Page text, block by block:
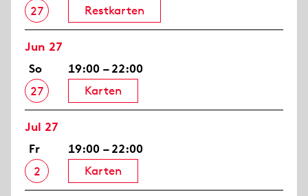
27
Restkarten
Jun 27
So
27
19:00 – 22:00
Karten
Jul 27
Fr
2
19:00 – 22:00
Karten